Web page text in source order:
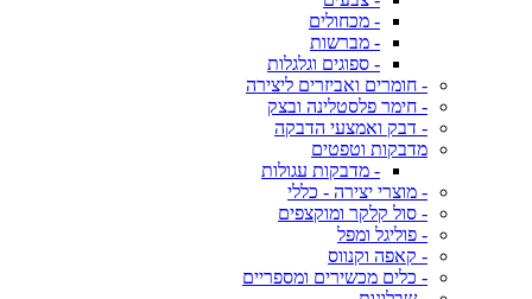
- מכחולים
- מברשות
- ספוגים וגלגלות
- חומרים ואביזרים ליצירה
- חימר פלסטלינה ובצק
- דבק ואמצעי הדבקה
מדבקות וטפטים
- מדבקות עגולות
- מוצרי יצירה - כללי
- סול קלקר ומוקצפים
- פוליגל ומפל
- קאפה וקנווס
- כלים מכשירים ומספריים